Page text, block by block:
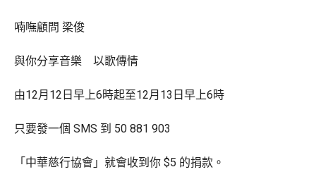
喃嘸顧問 梁俊
與你分享音樂 以歌傳情
由12月12日早上6時起至12月13日早上6時
只要發一個 SMS 到 50 881 903
「中華慈行協會」就會收到你 $5 的捐款。